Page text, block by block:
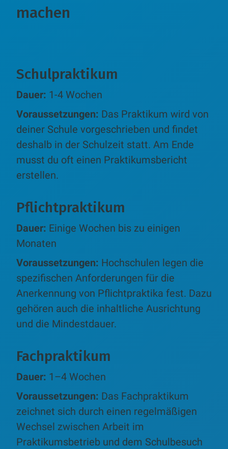
machen
Schulpraktikum
Dauer: 1-4 Wochen
Voraussetzungen: Das Praktikum wird von
deiner Schule vorgeschrieben und findet
deshalb in der Schulzeit statt. Am Ende
musst du oft einen Praktikumsbericht
erstellen.
Pflichtpraktikum
Dauer: Einige Wochen bis zu einigen
Monaten
Voraussetzungen: Hochschulen legen die
spezifischen Anforderungen für die
Anerkennung von Pflichtpraktika fest. Dazu
gehören auch die inhaltliche Ausrichtung
und die Mindestdauer.
Fachpraktikum
Dauer: 1–4 Wochen
Voraussetzungen: Das Fachpraktikum
zeichnet sich durch einen regelmäßigen
Wechsel zwischen Arbeit im
Praktikumsbetrieb und dem Schulbesuch